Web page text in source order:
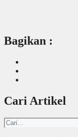
Bagikan :
Cari Artikel